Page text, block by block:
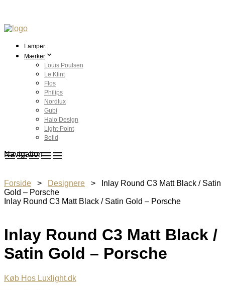
Lamper
Mærker
Louis Poulsen
Le Klint
Flos
Philips
Nordlux
Gubi
Halo Design
Light-Point
Belid
Navigation
Forside > Designere > Inlay Round C3 Matt Black / Satin
Gold – Porsche
Inlay Round C3 Matt Black / Satin Gold – Porsche
Inlay Round C3 Matt Black /
Satin Gold – Porsche
Køb Hos Luxlight.dk